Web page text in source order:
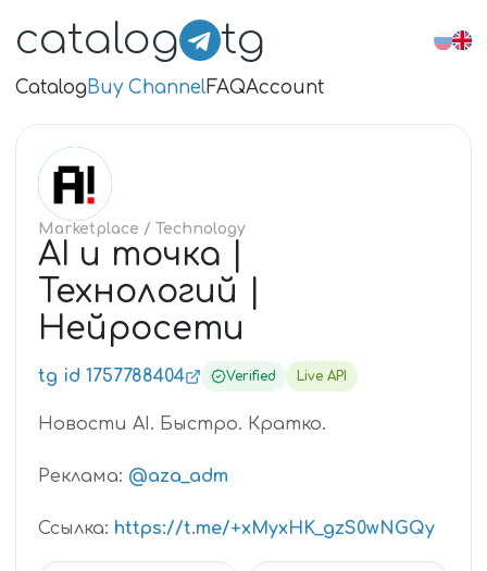
catalog tg
CatalogBuy ChannelFAQAccount
AI
Marketplace / Technology
AI и точка |
Технологий |
Нейросети
tg id 1757788404 Verified Live API
Новости AI. Быстро. Кратко.
Реклама: @aza_adm
Ссылка: https://t.me/+xMyxHK_gzS0wNGQy